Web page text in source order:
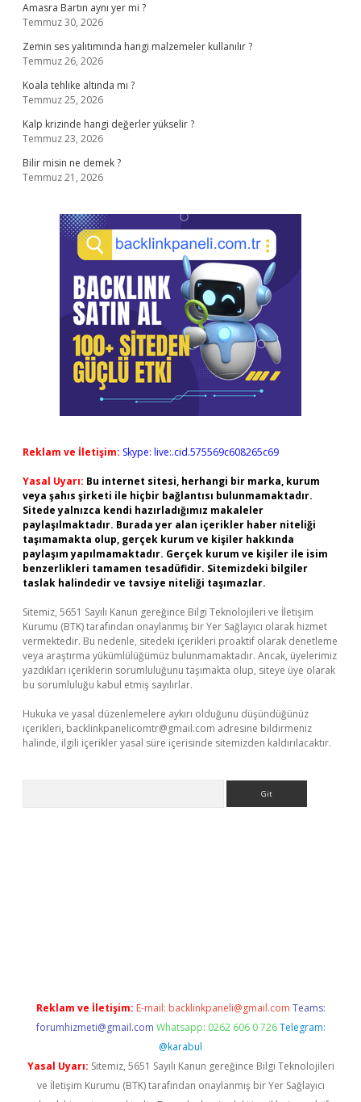
Amasra Bartın aynı yer mi ?
Temmuz 30, 2026
Zemin ses yalıtımında hangi malzemeler kullanılır ?
Temmuz 26, 2026
Koala tehlike altında mı ?
Temmuz 25, 2026
Kalp krizinde hangi değerler yükselir ?
Temmuz 23, 2026
Bilir misin ne demek ?
Temmuz 21, 2026
Reklam ve İletişim: Skype: live:.cid.575569c608265c69
Yasal Uyarı: Bu internet sitesi, herhangi bir marka, kurum
veya şahıs şirketi ile hiçbir bağlantısı bulunmamaktadır.
Sitede yalnızca kendi hazırladığımız makaleler
paylaşılmaktadır. Burada yer alan içerikler haber niteliği
taşımamakta olup, gerçek kurum ve kişiler hakkında
paylaşım yapılmamaktadır. Gerçek kurum ve kişiler ile isim
benzerlikleri tamamen tesadüfidir. Sitemizdeki bilgiler
taslak halindedir ve tavsiye niteliği taşımazlar.
Sitemiz, 5651 Sayılı Kanun gereğince Bilgi Teknolojileri ve İletişim
Kurumu (BTK) tarafından onaylanmış bir Yer Sağlayıcı olarak hizmet
vermektedir. Bu nedenle, sitedeki içerikleri proaktif olarak denetleme
veya araştırma yükümlülüğümüz bulunmamaktadır. Ancak, üyelerimiz
yazdıkları içeriklerin sorumluluğunu taşımakta olup, siteye üye olarak
bu sorumluluğu kabul etmiş sayılırlar.
Hukuka ve yasal düzenlemelere aykırı olduğunu düşündüğünüz
içerikleri, backlinkpanelicomtr@gmail.com adresine bildirmeniz
halinde, ilgili içerikler yasal süre içerisinde sitemizden kaldırılacaktır.
Reklam ve İletişim: E-mail: backlinkpaneli@gmail.com Teams:
forumhizmeti@gmail.com Whatsapp: 0262 606 0 726 Telegram:
@karabul
Yasal Uyarı: Sitemiz, 5651 Sayılı Kanun gereğince Bilgi Teknolojileri
ve İletişim Kurumu (BTK) tarafından onaylanmış bir Yer Sağlayıcı